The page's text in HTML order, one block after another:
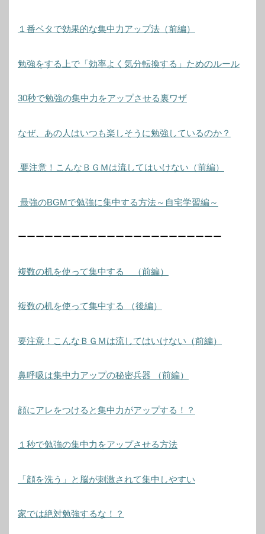
１番ベタで効果的な集中力アップ法（前編）
勉強をする上で「効率よく気分転換する」ためのルール
30秒で勉強の集中力をアップさせる裏ワザ
なぜ、あの人はいつも楽しそうに勉強しているのか？
要注意！こんなＢＧＭは流してはいけない（前編）
最強のBGMで勉強に集中する方法～自宅学習編～
ーーーーーーーーーーーーーーーーーーーーーーー
複数の机を使って集中する （前編）
複数の机を使って集中する （後編）
要注意！こんなＢＧＭは流してはいけない（前編）
鼻呼吸は集中力アップの秘密兵器 （前編）
顔にアレをつけると集中力がアップする！？
１秒で勉強の集中力をアップさせる方法
「顔を洗う」と脳が刺激されて集中しやすい
家では絶対勉強するな！？